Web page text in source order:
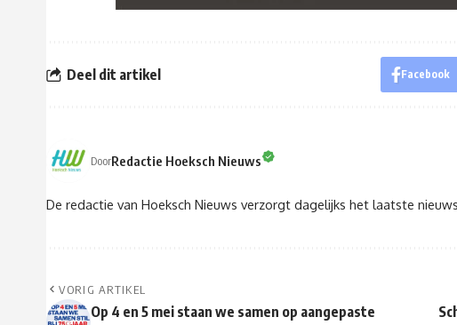
Deel dit artikel Facebook
DoorRedactie Hoeksch Nieuws
De redactie van Hoeksch Nieuws verzorgt dagelijks het laatste
VORIG ARTIKEL
Op 4 en 5 mei staan we samen op aangepaste